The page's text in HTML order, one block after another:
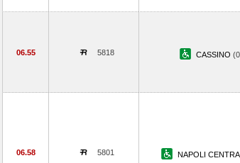
06.55 5818 CASSINO
06.58 5801 NAPOLI